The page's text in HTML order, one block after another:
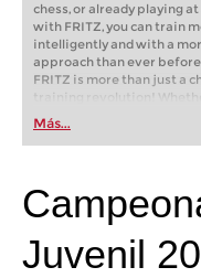
chess, or already playing
with FRITZ, you can train
intelligently and with a
approach than ever
FRITZ is more than just a
training revolution!
first steps into the world of
playing at a tournament
train more efficiently,
Más...
Juvenil